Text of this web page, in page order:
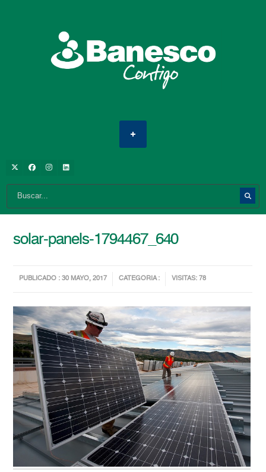
solar-panels-1794467_640
PUBLICADO : 30 MAYO, 2017 CATEGORIA : VISITAS: 78